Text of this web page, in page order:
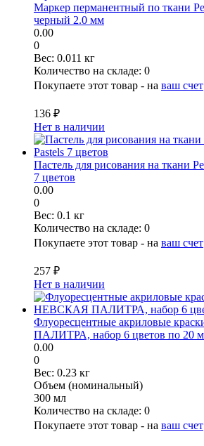
Маркер перманентный по ткани
черный 2.0 мм
0.00
0
Вес: 0.011 кг
Количество на складе: 0
Покупаете этот товар - на ваш счет
136 ₽
Нет в наличии
Пастель для рисования на ткани
7 цветов
0.00
0
Вес: 0.1 кг
Количество на складе: 0
Покупаете этот товар - на ваш счет
257 ₽
Нет в наличии
Флуоресцентные акриловые
ПАЛИТРА, набор 6 цветов по 20
0.00
0
Вес: 0.23 кг
Объем (номинальный)
300 мл
Количество на складе: 0
Покупаете этот товар - на ваш счет